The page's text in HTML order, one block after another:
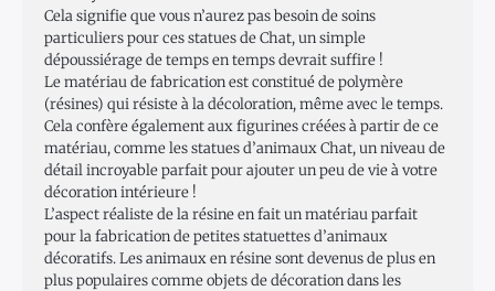
Cela signifie que vous n’aurez pas besoin de soins
particuliers pour ces statues de Chat, un simple
dépoussiérage de temps en temps devrait suffire !
Le matériau de fabrication est constitué de polymère
(résines) qui résiste à la décoloration, même avec le temps.
Cela confère également aux figurines créées à partir de ce
matériau, comme les statues d’animaux Chat, un niveau de
détail incroyable parfait pour ajouter un peu de vie à votre
décoration intérieure !
L’aspect réaliste de la résine en fait un matériau parfait
pour la fabrication de petites statuettes d’animaux
décoratifs. Les animaux en résine sont devenus de plus en
plus populaires comme objets de décoration dans les